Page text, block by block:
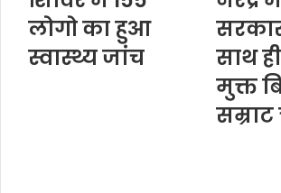
लोगो का हुआ
स्वास्थ्य जांच
साथ
मुक्त
सम्राट